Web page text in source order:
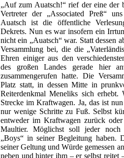
„Auf zum Auatsch!“ rief der eine der
Vertreter der „Associated Preß“
Auatsch ist die öffentliche
Dekrets. Nun es war insofern ein
nicht ein „Auatsch“ war. Statt dessen
Versammlung bei, die die
Ehren einiger aus den
des großen Landes gerade hier
zusammengerufen hatte. Die
Platz statt, in dessen Mitte in
Reiterdenkmal Meneliks sich
Strecke im Kraftwagen. Ja, das ist
nur wenige Schritte zu Fuß. Selbst
entweder im Kraftwagen zurück
Maultier. Möglichst soll jeder noch
„Boys“ in seiner Begleitung haben.
seiner Geltung und Würde gemessen
neben und hinter ihm – er selbst reitet